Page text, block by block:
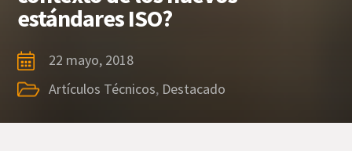
estándares ISO?
22 mayo, 2018
Artículos Técnicos, Destacado